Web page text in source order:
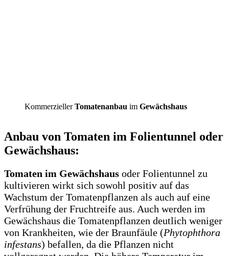
KommerziellerTomatenanbau im Gewächshaus
Anbau von Tomaten im Folientunnel oder
Gewächshaus:
Tomaten im Gewächshaus oder Folientunnel zu
kultivieren wirkt sich sowohl positiv auf das
Wachstum der Tomatenpflanzen als auch auf eine
Verfrühung der Fruchtreife aus. Auch werden im
Gewächshaus die Tomatenpflanzen deutlich weniger
von Krankheiten, wie der Braunfäule (Phytophthora
infestans) befallen, da die Pflanzen nicht